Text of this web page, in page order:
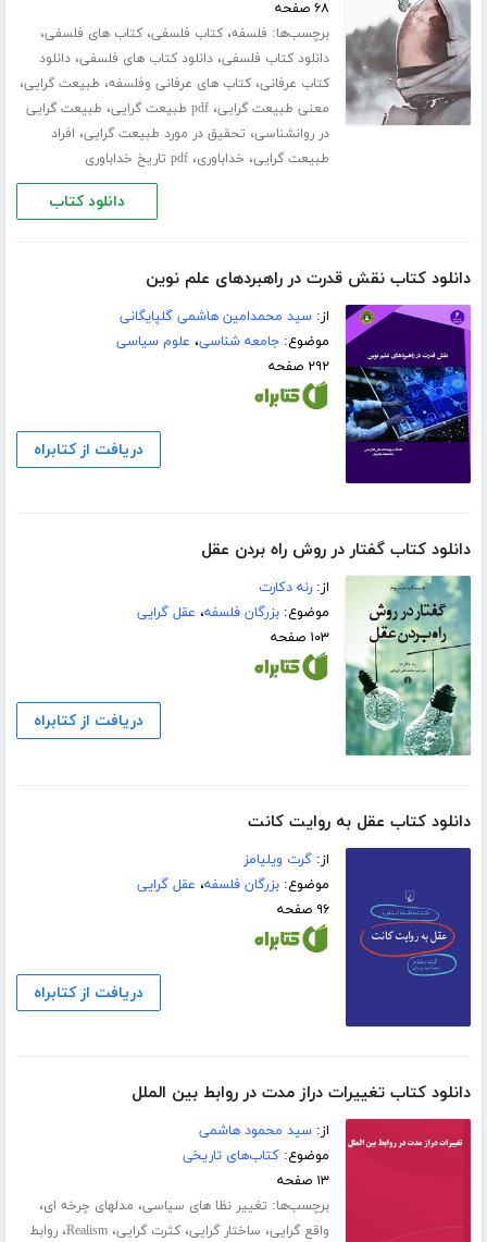
۶۸ صفحه
برچسب‌ها: فلسفه،کتاب فلسفی،کتاب های فلسفی،
دانلود کتاب فلسفی،دانلود کتاب های فلسفی،دانلود
کتاب عرفانی،کتاب های عرفانی وفلسفه، طبیعت گرایی،
معنی طبیعت گرایی،pdf طبیعت گرایی ، طبیعت گرایی
در روانشناسی، تحقیق در مورد طبیعت گرایی، افراد
طبیعت گرایی، خداباوری،pdf تاریخ خداباوری
دانلود کتاب
دانلود کتاب نقش قدرت در راهبردهای علم نوین
از:سید محمدامین هاشمی گلپایگانی
موضوع:جامعه شناسی، علوم سیاسی
۲۹۲ صفحه
دریافت از کتابراه
دانلود کتاب گفتار در روش راه بردن عقل
از:رنه دکارت
موضوع:بزرگان فلسفه، عقل گرایی
۱۰۳ صفحه
دریافت از کتابراه
دانلود کتاب عقل به روایت کانت
از:گرت ویلیامز
موضوع:بزرگان فلسفه، عقل گرایی
۹۶ صفحه
دریافت از کتابراه
دانلود کتاب تغییرات دراز مدت در روابط بین الملل
از:سید محمود هاشمی
موضوع:کتاب‌های تاریخی
۱۳ صفحه
برچسب‌ها: تغییر نظا های سیاسی، مدلهای چرخه ای،
واقع گرایی، ساختار گرایی،کثرت گرایی،Realism،روابط